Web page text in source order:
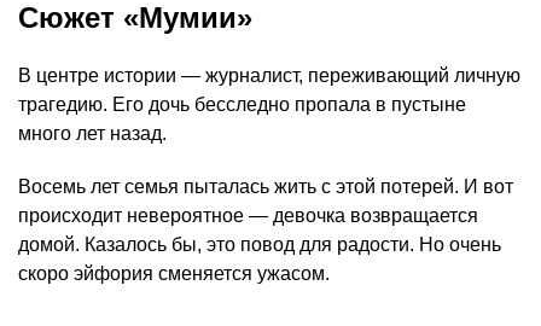
Сюжет «Мумии»
В центре истории — журналист, переживающий личную
трагедию. Его дочь бесследно пропала в пустыне
много лет назад.
Восемь лет семья пыталась жить с этой потерей. И вот
происходит невероятное — девочка возвращается
домой. Казалось бы, это повод для радости. Но очень
скоро эйфория сменяется ужасом.